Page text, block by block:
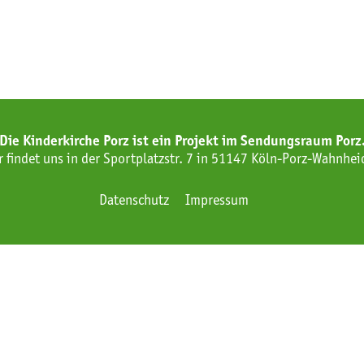
Kinderkirche Porz ist ein Projekt im Sendungsraum
findet uns in der Sportplatzstr. 7 in 51147 Köln-Porz-
Datenschutz Impressum